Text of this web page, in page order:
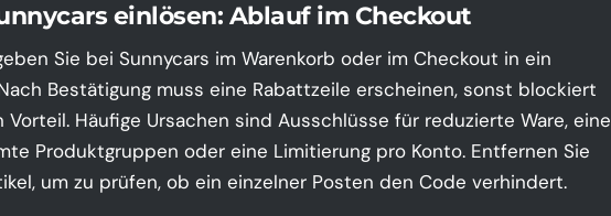
einlösen: Ablauf im Checkout
Sie bei Sunnycars im Warenkorb oder im Checkout in ein
Bestätigung muss eine Rabattzeile erscheinen, sonst blockiert
Vorteil. Häufige Ursachen sind Ausschlüsse für reduzierte Ware, eine
Produktgruppen oder eine Limitierung pro Konto. Entfernen Sie
um zu prüfen, ob ein einzelner Posten den Code verhindert.